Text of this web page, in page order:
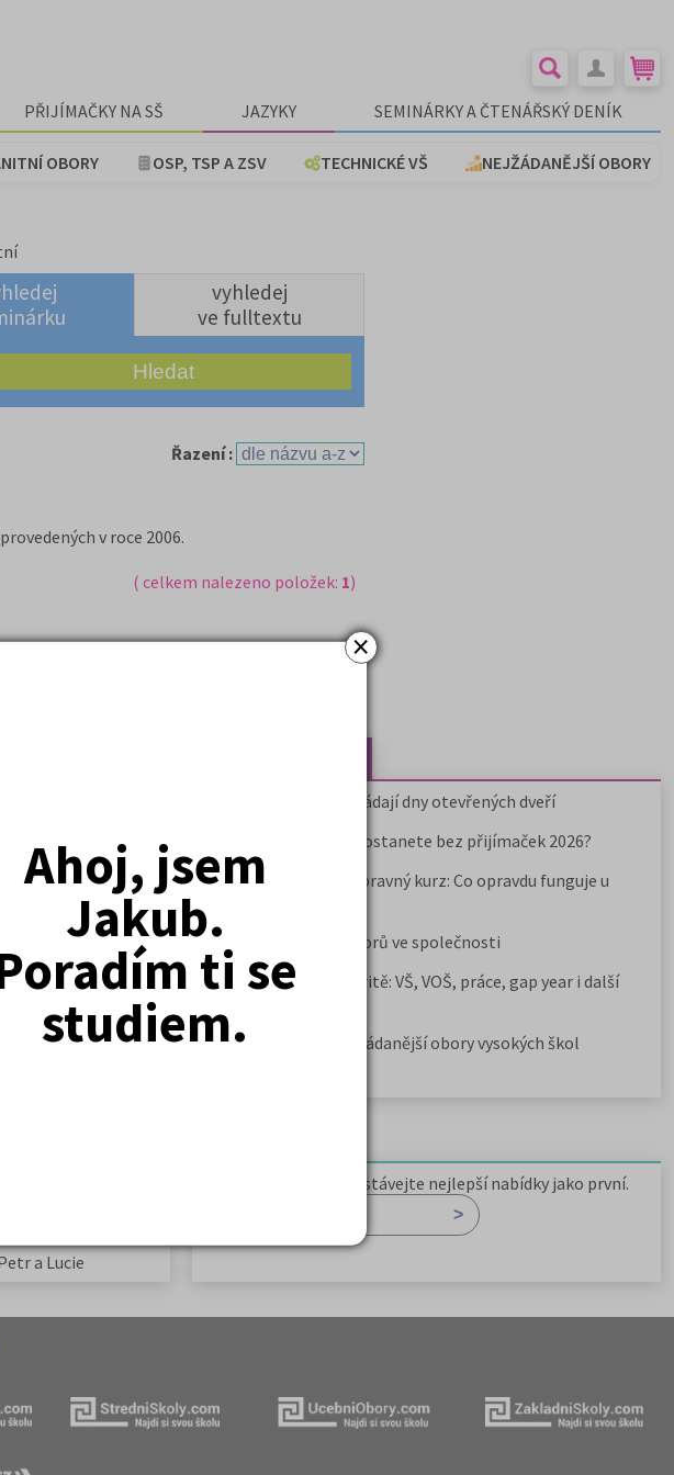
×
Ahoj, jsem
Jakub.
ti se
studiem.
PŘIJÍMAČKY NA SŠ JAZYKY SEMINÁRKY A ČTENÁŘSKÝ DENÍK
OBORY OSP, TSP A ZSV TECHNICKÉ VŠ NEJŽÁDANĚJŠÍ OBORY
vyhledej
ve fulltextu
Řazení :
v roce 2006.
( celkem nalezeno položek: 1)
Kdy vysoké školy pořádají dny otevřených dveří
Na které fakulty se dostanete bez přijímaček 2026?
Samostudium vs. přípravný kurz: Co opravdu funguje u
Prestiž a vnímání oborů ve společnosti
Rozcestník po maturitě: VŠ, VOŠ, práce, gap year i další
Jak se dostat na nejžádanější obory vysokých škol
v Salesiánském
obyvatelstva
a Lucie
Zaregistrujte se a dostávejte nejlepší nabídky jako první.